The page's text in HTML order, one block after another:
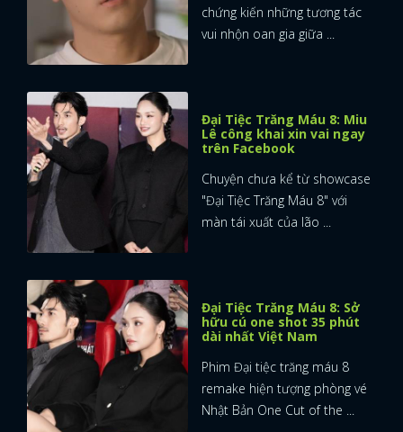
chứng kiến những tương tác
vui nhộn oan gia giữa ...
Đại Tiệc Trăng Máu 8: Miu
Lê công khai xin vai ngay
trên Facebook
Chuyện chưa kể từ showcase
"Đại Tiệc Trăng Máu 8" với
màn tái xuất của lão ...
Đại Tiệc Trăng Máu 8: Sở
hữu cú one shot 35 phút
dài nhất Việt Nam
Phim Đại tiệc trăng máu 8
remake hiện tượng phòng vé
Nhật Bản One Cut of the ...